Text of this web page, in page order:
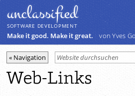
unclassiﬁed
SOFTWARE DEVELOPMENT
Make it good. Make it great. von Yves
Web-Links